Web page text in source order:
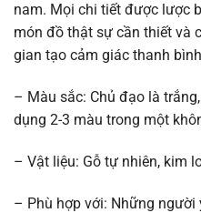
nam. Mọi chi tiết được lược
món đồ thật sự cần thiết và
gian tạo cảm giác thanh
– Màu sắc: Chủ đạo là
dụng 2-3 màu trong một
– Vật liệu: Gỗ tự nhiên, kim
– Phù hợp với: Những